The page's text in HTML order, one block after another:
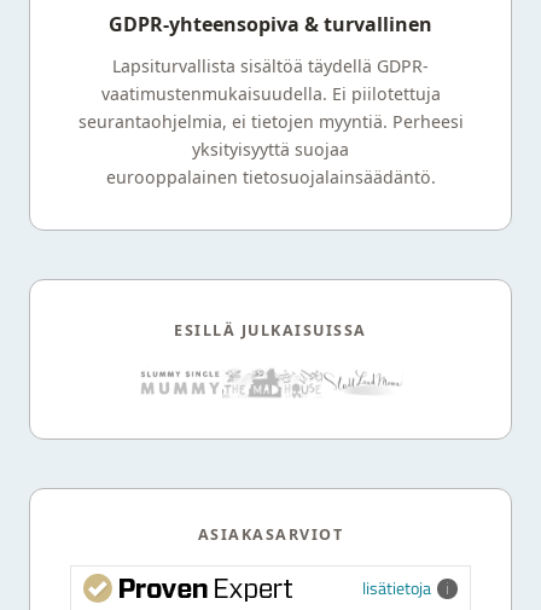
GDPR-yhteensopiva & turvallinen
Lapsiturvallista sisältöä täydellä GDPR-
vaatimustenmukaisuudella. Ei piilotettuja
seurantaohjelmia, ei tietojen myyntiä. Perheesi
yksityisyyttä suojaa
eurooppalainen tietosuojalainsäädäntö.
ESILLÄ JULKAISUISSA
ASIAKASARVIOT
lisätietoja